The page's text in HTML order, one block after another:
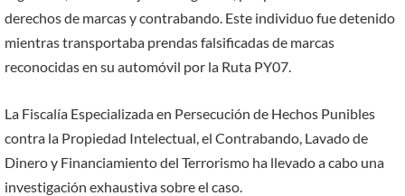
derechos de marcas y contrabando. Este individuo fue detenido
mientras transportaba prendas falsificadas de marcas
reconocidas en su automóvil por la Ruta PY07.
La Fiscalía Especializada en Persecución de Hechos Punibles
contra la Propiedad Intelectual, el Contrabando, Lavado de
Dinero y Financiamiento del Terrorismo ha llevado a cabo una
investigación exhaustiva sobre el caso.